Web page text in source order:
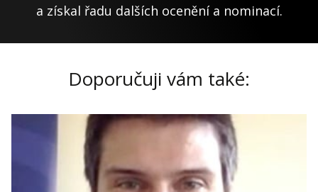
a získal řadu dalších ocenění a nominací.
Doporučuji vám také: